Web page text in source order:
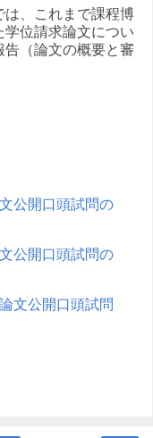
は、これまで課程博
位請求論文につい
（論文の概要と審
公開口頭試問の
公開口頭試問の
文公開口頭試問